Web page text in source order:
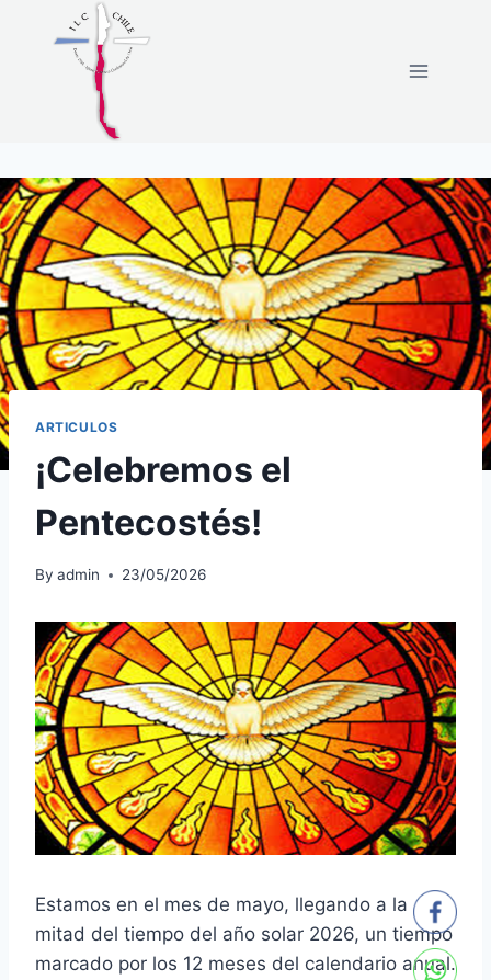
ARTICULOS
¡Celebremos el
Pentecostés!
By admin 23/05/2026
Estamos en el mes de mayo, llegando a la
mitad del tiempo del año solar 2026, un tiempo
marcado por los 12 meses del calendario anual.